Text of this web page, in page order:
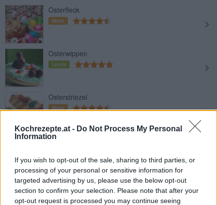
Kochrezepte.at - Do Not Process My Personal
Information
If you wish to opt-out of the sale, sharing to third parties, or
processing of your personal or sensitive information for
targeted advertising by us, please use the below opt-out
section to confirm your selection. Please note that after your
opt-out request is processed you may continue seeing
Osterfleck
Mittel
Osterwippen
Leicht
Osterstriezel
Mittel
Osterfleisch richtig kochen
Kuchen-Nest